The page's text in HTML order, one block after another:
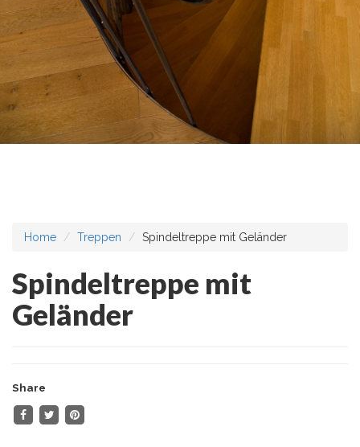
Home Treppen Spindeltreppe mit Geländer
Spindeltreppe mit
Geländer
Share